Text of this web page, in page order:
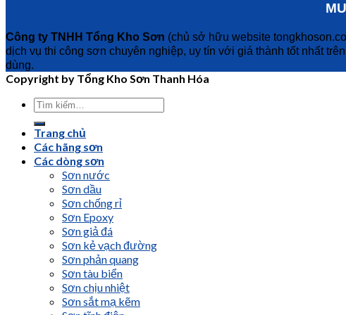
Công ty TNHH Tổng Kho Sơn (chủ sở hữu website
dịch vụ thi công sơn chuyên nghiệp, uy tín với giá thành tốt nhất
dùng.
Copyright by Tổng Kho Sơn Thanh Hóa
Trang chủ
Các hãng sơn
Các dòng sơn
Sơn nước
Sơn dầu
Sơn chống rỉ
Sơn Epoxy
Sơn giả đá
Sơn kẻ vạch đường
Sơn phản quang
Sơn tàu biển
Sơn chịu nhiệt
Sơn sắt mạ kẽm